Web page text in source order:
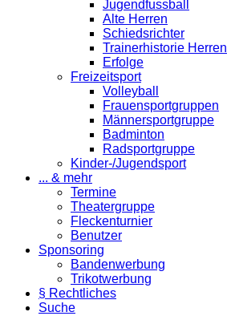
Jugendfussball
Alte Herren
Schiedsrichter
Trainerhistorie Herren
Erfolge
Freizeitsport
Volleyball
Frauensportgruppen
Männersportgruppe
Badminton
Radsportgruppe
Kinder-/Jugendsport
... & mehr
Termine
Theatergruppe
Fleckenturnier
Benutzer
Sponsoring
Bandenwerbung
Trikotwerbung
§ Rechtliches
Suche